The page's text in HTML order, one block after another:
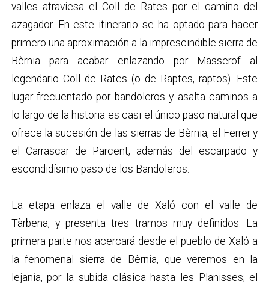
valles atraviesa el Coll de Rates por el camino del
azagador. En este itinerario se ha optado para hacer
primero una aproximación a la imprescindible sierra de
Bèrnia para acabar enlazando por Masserof al
legendario Coll de Rates (o de Raptes, raptos). Este
lugar frecuentado por bandoleros y asalta caminos a
lo largo de la historia es casi el único paso natural que
ofrece la sucesión de las sierras de Bèrnia, el Ferrer y
el Carrascar de Parcent, además del escarpado y
escondidísimo paso de los Bandoleros.
La etapa enlaza el valle de Xaló con el valle de
Tàrbena, y presenta tres tramos muy definidos. La
primera parte nos acercará desde el pueblo de Xaló a
la fenomenal sierra de Bèrnia, que veremos en la
lejanía, por la subida clásica hasta les Planisses; el